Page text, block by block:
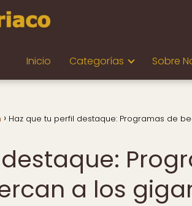
Inicio Categorías Sobre
Haz que tu perfil destaque: Programas de
a los